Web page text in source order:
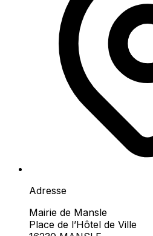
Adresse
Mairie de Mansle
Place de l’Hôtel de Ville